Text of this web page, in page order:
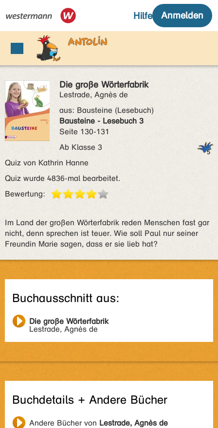
Die große Wörterfabrik
Lestrade, Agnès de
aus: Bausteine (Lesebuch)
Bausteine - Lesebuch 3
Seite 130-131
Ab Klasse 3
Quiz von Kathrin Hanne
Quiz wurde 4836-mal bearbeitet.
Bewertung:
Im Land der großen Wörterfabrik reden Menschen fast gar
nicht, denn sprechen ist teuer. Wie soll Paul nur seiner
Freundin Marie sagen, dass er sie lieb hat?
Buchausschnitt aus:
Die große Wörterfabrik
Lestrade, Agnès de
Buchdetails + Andere Bücher
Andere Bücher von Lestrade, Agnès de